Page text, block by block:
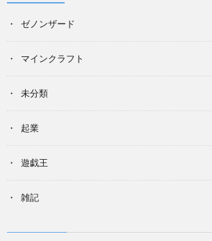
ゼノンザード
マインクラフト
未分類
起業
遊戯王
雑記